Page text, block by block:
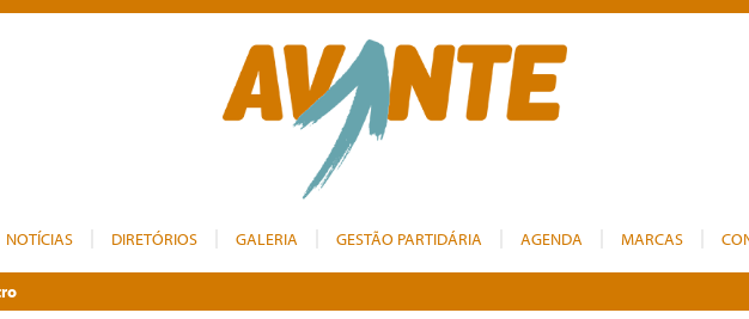
NOTÍCIAS DIRETÓRIOS GALERIA GESTÃO PARTIDÁRIA AGENDA MARCAS